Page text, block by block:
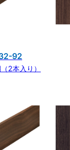
92
2本入り）